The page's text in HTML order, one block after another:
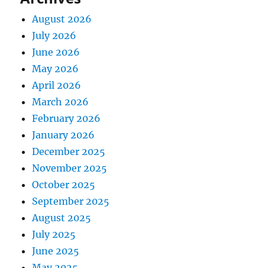
August 2026
July 2026
June 2026
May 2026
April 2026
March 2026
February 2026
January 2026
December 2025
November 2025
October 2025
September 2025
August 2025
July 2025
June 2025